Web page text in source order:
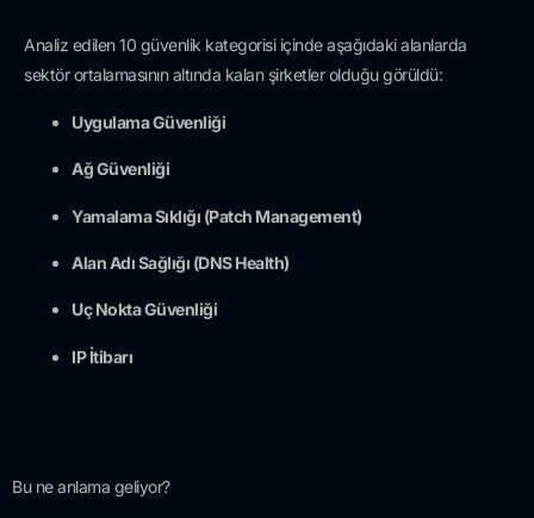
Analiz edilen 10 güvenlik kategorisi içinde aşağıdaki alanlarda
sektör ortalamasının altında kalan şirketler olduğu görüldü:
Uygulama Güvenliği
Ağ Güvenliği
Yamalama Sıklığı (Patch Management)
Alan Adı Sağlığı (DNS Health)
Uç Nokta Güvenliği
IP İtibarı
Bu ne anlama geliyor?